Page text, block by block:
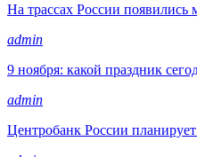
На трассах России
admin
9 ноября: какой праздник
admin
Центробанк России